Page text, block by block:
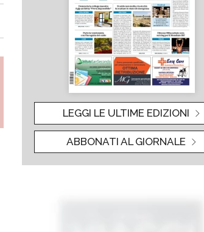
LEGGI LE ULTIME EDIZIONI
ABBONATI AL GIORNALE